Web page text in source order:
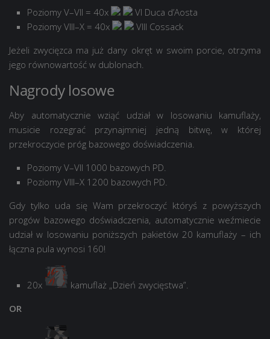
Poziomy V–VII = 40x
VI Duca d’Aosta
Poziomy VIII–X = 40x
VIII Cossack
Jeżeli zwycięzca ma już dany okręt w swoim porcie, otrzyma
jego równowartość w dublonach
Nagrody losowe
Aby automatycznie wziąć udział w losowaniu kamuflaży,
musicie rozegrać przynajmniej jedną bitwę, w której
przekroczycie próg bazowego doświadczenia.
Poziomy V–VII 1000 bazowych PD.
Poziomy VIII–X 1200 bazowych PD.
Gdy tylko uda się Wam przekroczyć któryś z powyższych
progów bazowego doświadczenia, automatycznie weźmiecie
udział w losowaniu poniższych pakietów 20 kamuflaży – ich
łączna pula wynosi 160!
20x
kamuflaż „Dzień zwycięstwa”.
OR